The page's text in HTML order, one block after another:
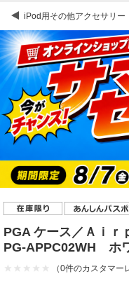
iPod用その他アクセサリー
PGA ケース／Ａｉ
PG-APPC02WH ホ
（0件のカスタマー